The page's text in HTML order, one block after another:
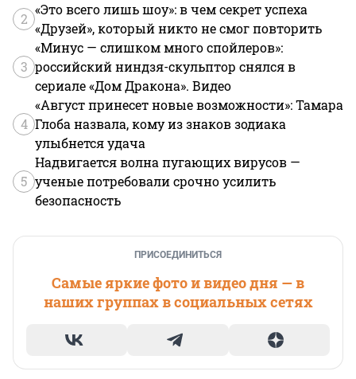
2
«Это всего лишь шоу»: в чем секрет успеха
«Друзей», который никто не смог повторить
3
«Минус — слишком много спойлеров»:
российский ниндзя-скульптор снялся в
сериале «Дом Дракона». Видео
4
«Август принесет новые возможности»: Тамара
Глоба назвала, кому из знаков зодиака
улыбнется удача
5
Надвигается волна пугающих вирусов —
ученые потребовали срочно усилить
безопасность
ПРИСОЕДИНИТЬСЯ
Самые яркие фото и видео дня — в
наших группах в социальных сетях